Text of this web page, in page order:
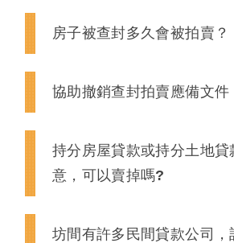
房子被查封多久會被拍賣？
協助撤銷查封拍賣應備文件
持分房屋貸款或持分土地貸
意，可以賣掉嗎?
坊間有許多民間貸款公司，